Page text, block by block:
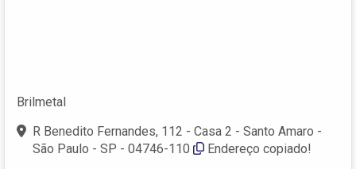
Brilmetal
R Benedito Fernandes, 112 - Casa 2 - Santo Amaro -
São Paulo - SP - 04746-110
Endereço copiado!